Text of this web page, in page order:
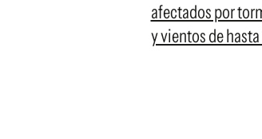
afectados por
y vientos de